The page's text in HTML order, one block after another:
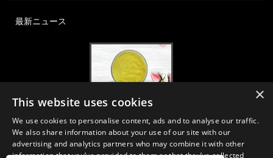
最新ニュース
2020-FI / HIヨーロッパ、フランクフルト、12月1〜3日、ブース30B52
2021/03/30
当社は、長年の経験と定評のある中国、日本、韓国に拠点を置く一次製
造施設から、栄養補助食品、サプリメント、機能性食品・飲料業界に不
×
This website uses cookies
We use cookies to personalise content, ads and to analyse our traffic.
We also share information about your use of our site with our
advertising and analytics partners who may combine it with other
information that you’ve provided to them or that they’ve collected